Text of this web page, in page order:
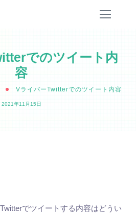
でのツイート内
容
VライバーTwitterでのツイート内容
2021年11月15日
でツイートする内容はどうい